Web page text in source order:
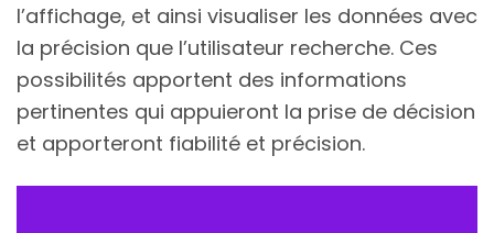
l’affichage, et ainsi visualiser les données avec
la précision que l’utilisateur recherche. Ces
possibilités apportent des informations
pertinentes qui appuieront la prise de décision
et apporteront fiabilité et précision.